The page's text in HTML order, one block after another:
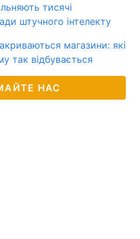
тисячі
штучного інтелекту
магазини: які
так відбувається
НАС